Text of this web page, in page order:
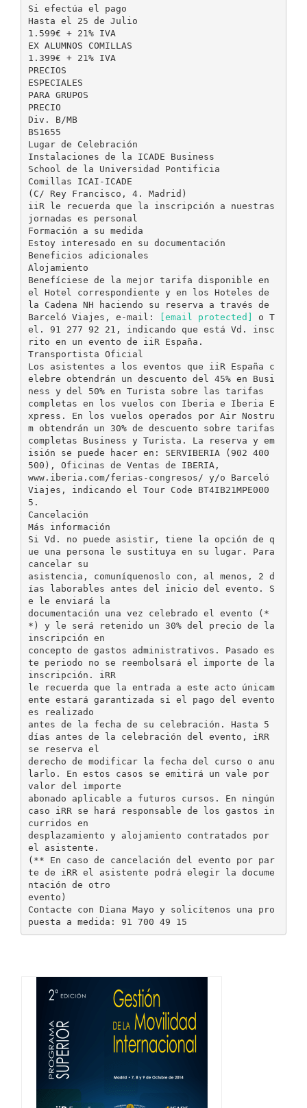
Si efectúa el pago
Hasta el 25 de Julio
1.599€ + 21% IVA
EX ALUMNOS COMILLAS
1.399€ + 21% IVA
PRECIOS
ESPECIALES
PARA GRUPOS
PRECIO
Div. B/MB
BS1655
Lugar de Celebración
Instalaciones de la ICADE Business
School de la Universidad Pontificia
Comillas ICAI-ICADE
(C/ Rey Francisco, 4. Madrid)
iiR le recuerda que la inscripción a nuestras
jornadas es personal
Formación a su medida
Estoy interesado en su documentación
Beneficios adicionales
Alojamiento
Benefíciese de la mejor tarifa disponible en
el Hotel correspondiente y en los Hoteles de
la Cadena NH haciendo su reserva a través de
Barceló Viajes, e-mail:
[email protected]
o T
el. 91 277 92 21, indicando que está Vd. insc
rito en un evento de iiR España.
Transportista Oficial
Los asistentes a los eventos que iiR España c
elebre obtendrán un descuento del 45% en Busi
ness y del 50% en Turista sobre las tarifas
completas en los vuelos con Iberia e Iberia E
xpress. En los vuelos operados por Air Nostru
m obtendrán un 30% de descuento sobre tarifas
completas Business y Turista. La reserva y em
isión se puede hacer en: SERVIBERIA (902 400
500), Oficinas de Ventas de IBERIA,
www.iberia.com/ferias-congresos/ y/o Barceló
Viajes, indicando el Tour Code BT4IB21MPE000
5.
Cancelación
Más información
Si Vd. no puede asistir, tiene la opción de q
ue una persona le sustituya en su lugar. Para
cancelar su
asistencia, comuníquenoslo con, al menos, 2 d
ías laborables antes del inicio del evento. S
e le enviará la
documentación una vez celebrado el evento (*
*) y le será retenido un 30% del precio de la
inscripción en
concepto de gastos administrativos. Pasado es
te periodo no se reembolsará el importe de la
inscripción. iRR
le recuerda que la entrada a este acto únicam
ente estará garantizada si el pago del evento
es realizado
antes de la fecha de su celebración. Hasta 5
días antes de la celebración del evento, iRR
se reserva el
derecho de modificar la fecha del curso o anu
larlo. En estos casos se emitirá un vale por
valor del importe
abonado aplicable a futuros cursos. En ningún
caso iRR se hará responsable de los gastos in
curridos en
desplazamiento y alojamiento contratados por
el asistente.
(** En caso de cancelación del evento por par
te de iRR el asistente podrá elegir la docume
ntación de otro
evento)
Contacte con Diana Mayo y solicítenos una pro